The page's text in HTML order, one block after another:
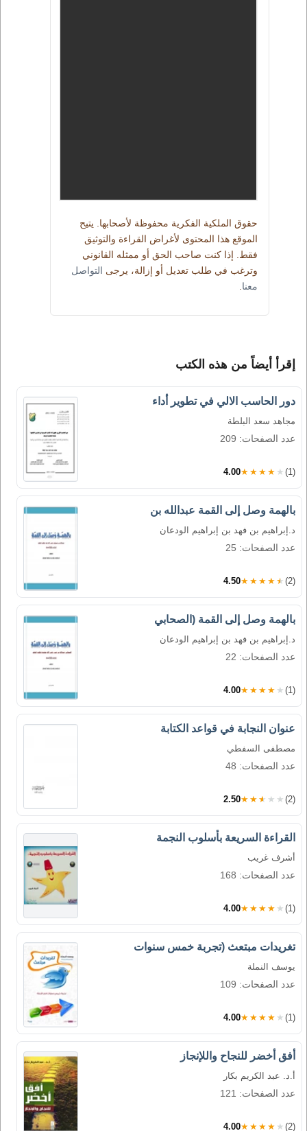
حقوق الملكية الفكرية محفوظة لأصحابها. يتيح
الموقع هذا المحتوى لأغراض القراءة والتوثيق
فقط. إذا كنت صاحب الحق أو ممثله القانوني
وترغب في طلب تعديل أو إزالة، يرجى التواصل
معنا
إقرأ أيضاً من هذه الكتب
دور الحاسب الالي في تطوير أداء
مجاهد سعد البلطة
عدد الصفحات: 209
4.00★★★★★ (1)
بالهمة وصل إلى القمة عبدالله بن
د.إبراهيم بن فهد بن إبراهيم الودعان
عدد الصفحات: 25
4.50★★★★★ (2)
بالهمة وصل إلى القمة (الصحابي
د.إبراهيم بن فهد بن إبراهيم الودعان
عدد الصفحات: 22
4.00★★★★★ (1)
عنوان النجابة في قواعد الكتابة
مصطفى السفطي
عدد الصفحات: 48
2.50★★★★★ (2)
القراءة السريعة بأسلوب النجمة
أشرف غريب
عدد الصفحات: 168
4.00★★★★★ (1)
تغريدات مبتعث (تجربة خمس سنوات
يوسف النملة
عدد الصفحات: 109
4.00★★★★★ (1)
أفق أخضر للنجاح واللإنجاز
أ.د. عبد الكريم بكار
عدد الصفحات: 121
4.00★★★★★ (2)